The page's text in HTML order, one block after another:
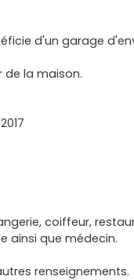
d'un garage
de la maison.
coiffeur,
ainsi que médecin.
renseignements.